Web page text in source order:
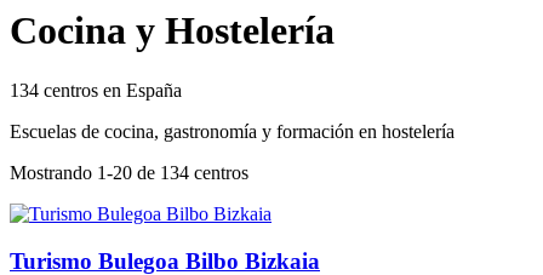
Cocina y Hostelería
134 centros en España
Escuelas de cocina, gastronomía y formación en hostelería
Mostrando 1-20 de 134 centros
Turismo Bulegoa Bilbo Bizkaia